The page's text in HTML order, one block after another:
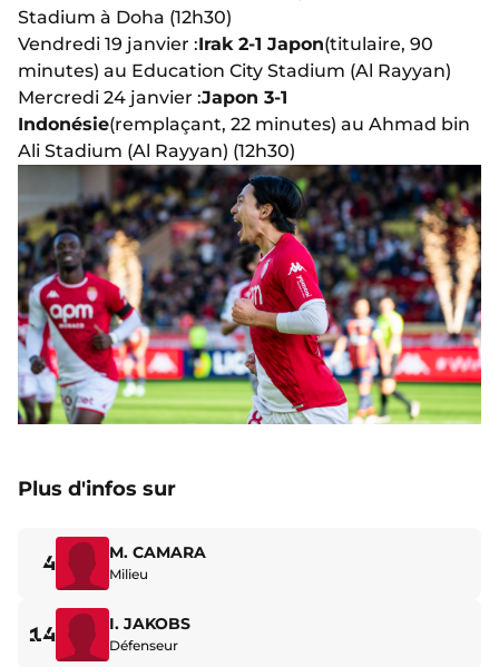
Stadium à Doha (12h30)
Vendredi 19 janvier :Irak 2-1 Japon(titulaire, 90
minutes) au Education City Stadium (Al Rayyan)
Mercredi 24 janvier :Japon 3-1
Indonésie(remplaçant, 22 minutes) au Ahmad bin
Ali Stadium (Al Rayyan) (12h30)
Plus d'infos sur
4 M. CAMARA
Milieu
14 I. JAKOBS
Défenseur